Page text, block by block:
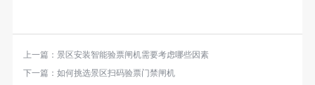
上一篇： 景区安装智能验票闸机需要考虑哪些因素
下一篇： 如何挑选景区扫码验票门禁闸机